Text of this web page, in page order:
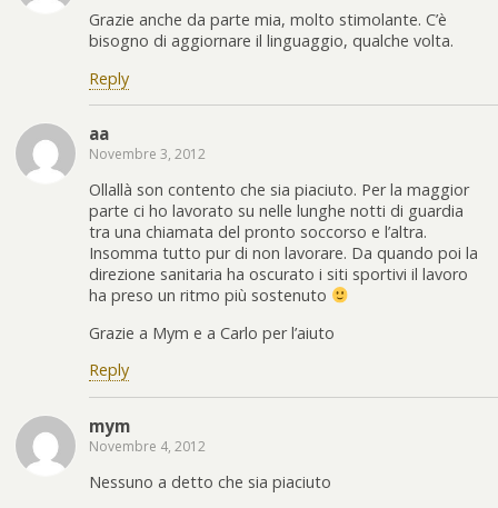
Grazie anche da parte mia, molto stimolante. C’è
bisogno di aggiornare il linguaggio, qualche volta.
Reply
aa
Novembre 3, 2012
Ollallà son contento che sia piaciuto. Per la maggior
parte ci ho lavorato su nelle lunghe notti di guardia
tra una chiamata del pronto soccorso e l’altra.
Insomma tutto pur di non lavorare. Da quando poi la
direzione sanitaria ha oscurato i siti sportivi il lavoro
ha preso un ritmo più sostenuto
Grazie a Mym e a Carlo per l’aiuto
Reply
mym
Novembre 4, 2012
Nessuno a detto che sia piaciuto